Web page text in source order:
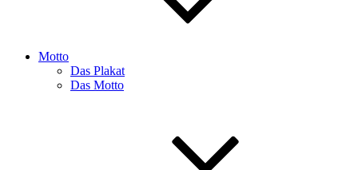
Motto
Das Plakat
Das Motto